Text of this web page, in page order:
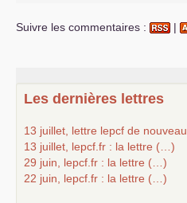
Suivre les commentaires : |
Les dernières lettres
13 juillet, lettre lepcf de nouveau
13 juillet, lepcf.fr : la lettre (…)
29 juin, lepcf.fr : la lettre (…)
22 juin, lepcf.fr : la lettre (…)